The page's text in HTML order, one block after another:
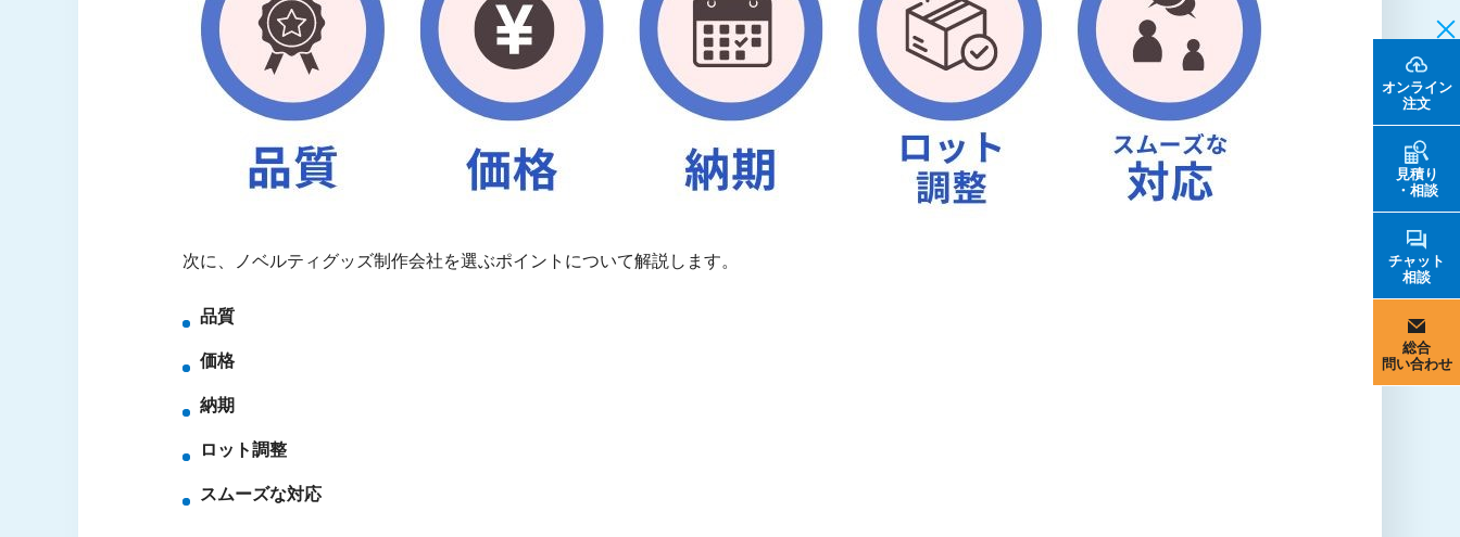
オンライン
注文
見積り
・相談
チャット
相談
総合
問い合わせ
次に、ノベルティグッズ制作会社を選ぶポイントについて解説します。
品質
価格
納期
ロット調整
スムーズな対応